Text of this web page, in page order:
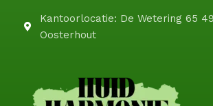
Kantoorlocatie: De Wetering 65
Oosterhout